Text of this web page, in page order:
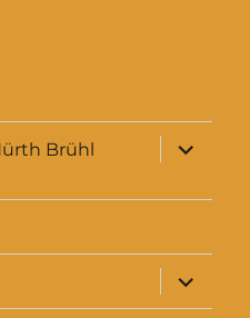
Brühl
anzeigen
anzeigen